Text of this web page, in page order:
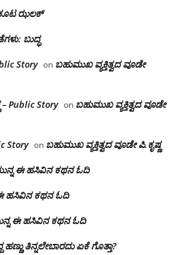
ಝಲಕ್
ಬುದ್ಧ
Story on ಬಹುಮುಖ ವ್ಯಕ್ತಿತ್ವದ ವೂಡೇ
– Public Story on ಬಹುಮುಖ ವ್ಯಕ್ತಿತ್ವದ ವೂಡೇ
Story on ಬಹುಮುಖ ವ್ಯಕ್ತಿತ್ವದ ವೂಡೇ ಪಿ.ಕೃಷ್ಣ
ಈ ಹಸಿವಿನ ಕಥನ ಓದಿ
ಹಸಿವಿನ ಕಥನ ಓದಿ
ಈ ಹಸಿವಿನ ಕಥನ ಓದಿ
ತಿನ್ನಲೇಬಾರದು ಏಕೆ ಗೊತ್ತಾ?